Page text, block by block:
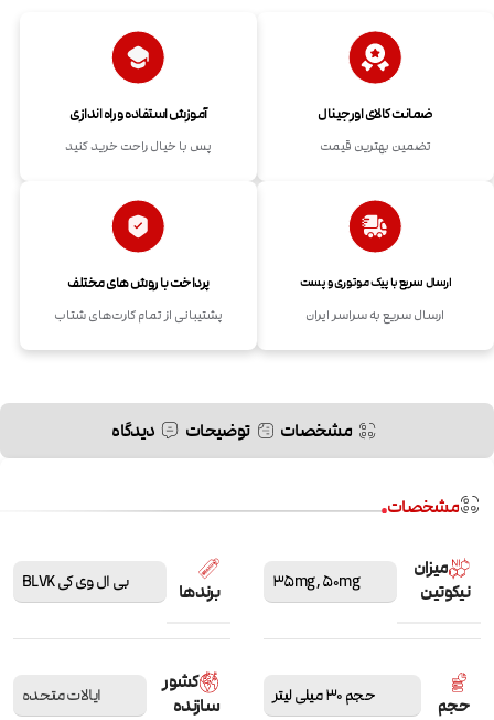
ضمانت کالای اورجینال
تضمین بهترین قیمت
آموزش استفاده و راه اندازی
پس با خیال راحت خرید کنید
ارسال سریع با پیک موتوری و پست
ارسال سریع به سراسر ایران
پرداخت با روش های مختلف
پشتیبانی از تمام کارت‌های شتاب
مشخصات توضیحات دیدگاه
مشخصات
میزان
نیکوتین
35mg,50mg برندها بی ال وی کی BLVK
حجم حجم 30 میلی لیتر
کشور
سازنده
ایالات متحده